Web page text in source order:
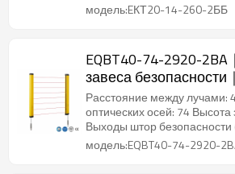
модель:EКТ20-14-260-2ББ
EQBT40-74-2920-2BA
завеса безопасности
Расстояние между лучами:
оптических осей: 74
Выходы штор безопасности
модель:EQBT40-74-2920-